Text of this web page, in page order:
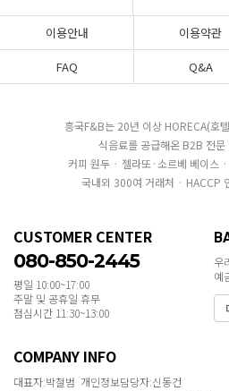
이용안내 이용약관
FAQ
Q&A
흥국F&B는 20년 이상 HORECA(호
식음료를 공급해온 B2B 전문
커피 원두 · 젤라또·소르베 베이스
국내외 300여 거래처 · HACCP
CUSTOMER CENTER
080-850-2445
평일 10:00~17:00
주말 및 공휴일 휴무
점심시간 11:30~13:00
우
예
COMPANY INFO
대표자:박철범 개인정보담당자:신동건